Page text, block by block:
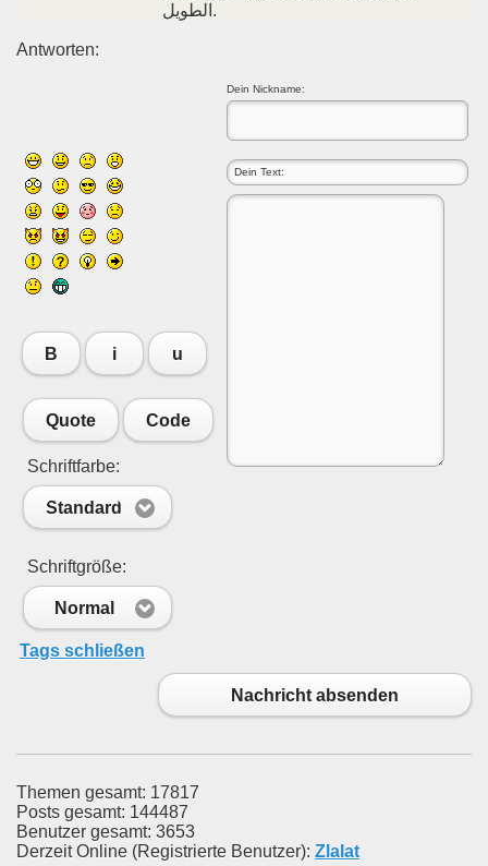
الطويل.
Antworten:
Dein Nickname:
B i u
Quote Code
Schriftfarbe:
Standard
Schriftgröße:
Normal
Tags schließen
Nachricht absenden
Themen gesamt: 17817
Posts gesamt: 144487
Benutzer gesamt: 3653
Derzeit Online (Registrierte Benutzer): Zlalat